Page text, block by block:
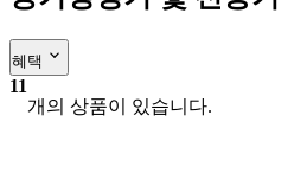
혜택
11
개의 상품이 있습니다.